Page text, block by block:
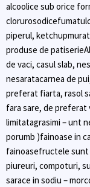
alcoolice sub orice
piperul,
produse de
de vaci, casul slab,
nesaratacarnea de
preferat fiarta, rasol
fara sare, de preferat
limitatagrasimi – unt
porumb )fainoase in
fainoasefructele sunt
piureuri, compoturi,
sarace in sodiu –